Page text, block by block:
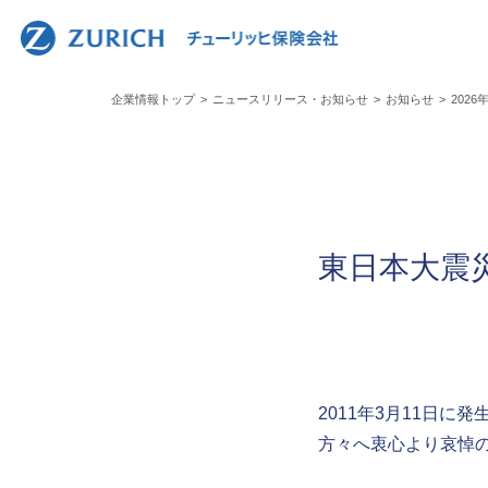
会社概要トップ トッ
運営体制と方針トップ ガバ
お客さまの声への取組みトップ お客
ニュースリリース・お知らせトップ
業績報告トップ ディ
採用情報トップ 人事
企業情報トップ ニュースリリース・お知らせ お知らせ 2026
東日本大震
2011年3月11日に発
方々へ衷心より哀悼